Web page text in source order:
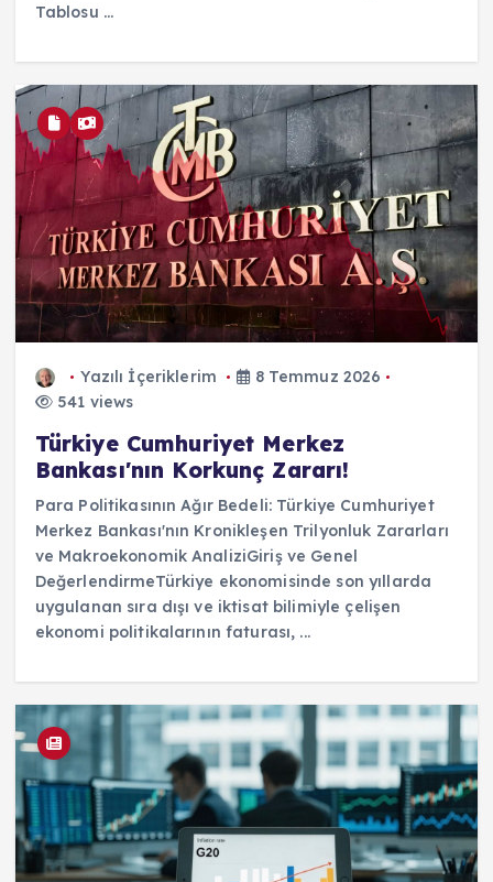
Tablosu ...
Yazılı İçeriklerim
8 Temmuz 2026
541 views
Türkiye Cumhuriyet Merkez
Bankası'nın Korkunç Zararı!
Para Politikasının Ağır Bedeli: Türkiye Cumhuriyet
Merkez Bankası'nın Kronikleşen Trilyonluk Zararları
ve Makroekonomik AnaliziGiriş ve Genel
DeğerlendirmeTürkiye ekonomisinde son yıllarda
uygulanan sıra dışı ve iktisat bilimiyle çelişen
ekonomi politikalarının faturası, ...